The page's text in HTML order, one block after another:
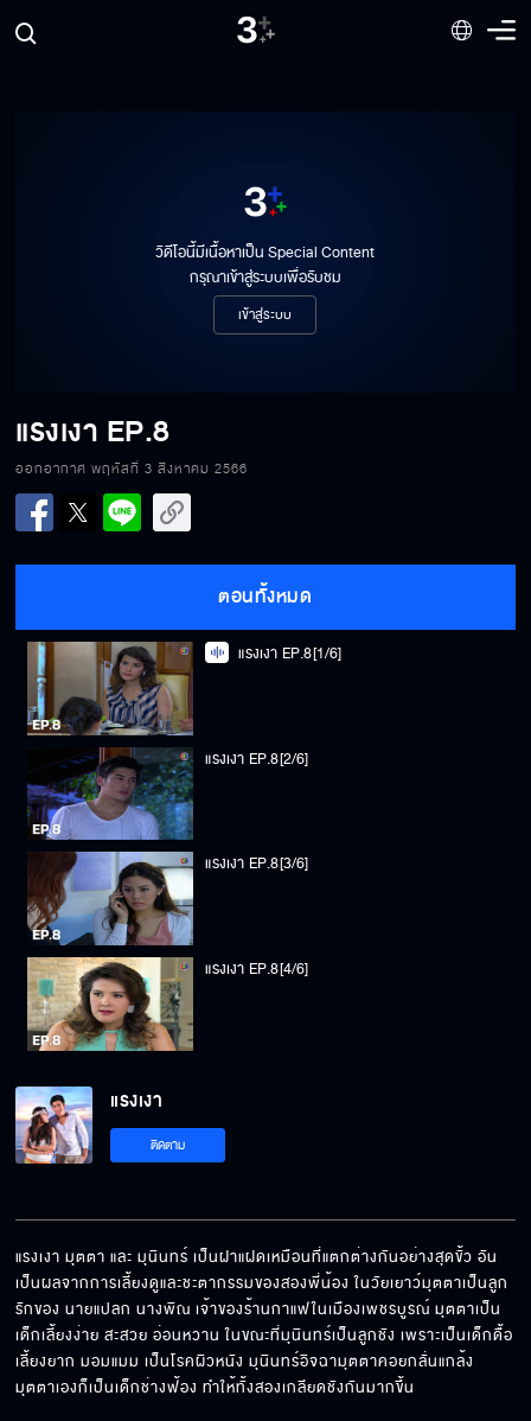
วิดีโอนี้มีเนื้อหาเป็น Special Content
กรุณาเข้าสู่ระบบเพื่อรับชม
เข้าสู่ระบบ
แรงเงา EP.8
ออกอากาศ พฤหัสที่ 3 สิงหาคม 2566
ตอนทั้งหมด
แรงเงา EP.8[1/6]
แรงเงา EP.8[2/6]
แรงเงา EP.8[3/6]
แรงเงา EP.8[4/6]
แรงเงา
ติดตาม
แรงเงา มุตตา และ มุนินทร์ เป็นฝาแฝดเหมือนที่แตกต่างกันอย่างสุดขั้ว อัน
เป็นผลจากการเลี้ยงดูและชะตากรรมของสองพี่น้อง ในวัยเยาว์มุตตาเป็นลูก
รักของ นายแปลก นางพิณ เจ้าของร้านกาแฟในเมืองเพชรบูรณ์ มุตตาเป็น
เด็กเลี้ยงง่าย สะสวย อ่อนหวาน ในขณะที่มุนินทร์เป็นลูกชัง เพราะเป็นเด็กดื้อ
เลี้ยงยาก มอมแมม เป็นโรคผิวหนัง มุนินทร์อิจฉามุตตาคอยกลั่นแกล้ง
มุตตาเองก็เป็นเด็กช่างฟ้อง ทำให้ทั้งสองเกลียดชังกันมากขึ้น